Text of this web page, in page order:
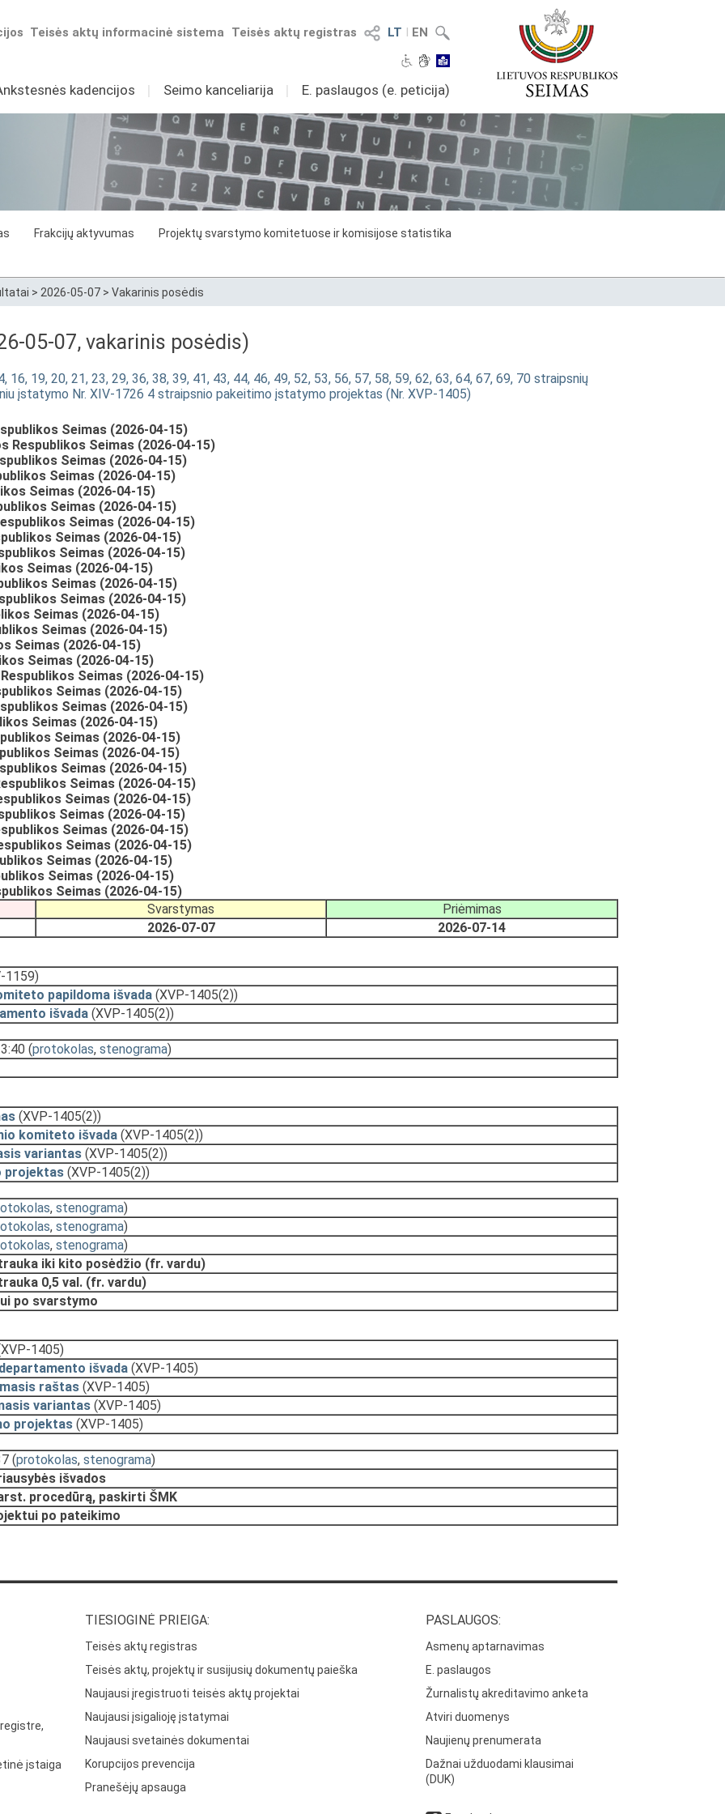
LT I EN
Teisės aktų registras
Teisės aktų informacinė sistema
kadencijos I Seimo kanceliarija I E. paslaugos (e. peticija)
Frakcijų aktyvumas
Projektų svarstymo komitetuose ir komisijose statistika
> 2026-05-07 > Vakarinis posėdis
05-07, vakarinis posėdis)
16, 19, 20, 21, 23, 29, 36, 38, 39, 41, 43, 44, 46, 49, 52, 53, 56, 57, 58, 59, 62, 63, 64, 67, 69, 70 straipsnių
įstatymo Nr. XIV-1726 4 straipsnio pakeitimo įstatymo projektas (Nr. XVP-1405)
Seimas (2026-04-15)
Respublikos Seimas (2026-04-15)
Seimas (2026-04-15)
Seimas (2026-04-15)
Seimas (2026-04-15)
Seimas (2026-04-15)
Seimas (2026-04-15)
Seimas (2026-04-15)
Seimas (2026-04-15)
Seimas (2026-04-15)
Seimas (2026-04-15)
Seimas (2026-04-15)
Seimas (2026-04-15)
Seimas (2026-04-15)
Seimas (2026-04-15)
Seimas (2026-04-15)
Respublikos Seimas (2026-04-15)
Seimas (2026-04-15)
Seimas (2026-04-15)
Seimas (2026-04-15)
Seimas (2026-04-15)
Seimas (2026-04-15)
Seimas (2026-04-15)
Seimas (2026-04-15)
Seimas (2026-04-15)
Seimas (2026-04-15)
Seimas (2026-04-15)
Seimas (2026-04-15)
Seimas (2026-04-15)
Seimas (2026-04-15)
Seimas (2026-04-15)
Svarstymas
Priėmimas
2026-07-07 2026-07-14
1159)
papildoma išvada (XVP-1405(2))
išvada (XVP-1405(2))
(protokolas, stenograma)
(XVP-1405(2))
komiteto išvada (XVP-1405(2))
variantas (XVP-1405(2))
projektas (XVP-1405(2))
, stenograma)
, stenograma)
, stenograma)
iki kito posėdžio (fr. vardu)
0,5 val. (fr. vardu)
po svarstymo
1405)
departamento išvada (XVP-1405)
raštas (XVP-1405)
variantas (XVP-1405)
projektas (XVP-1405)
(protokolas, stenograma)
išvados
procedūrą, paskirti ŠMK
po pateikimo
įstaiga
TIESIOGINĖ PRIEIGA:
Teisės aktų registras
Teisės aktų, projektų ir susijusių dokumentų paieška
Naujausi įregistruoti teisės aktų projektai
Naujausi įsigalioję įstatymai
Naujausi svetainės dokumentai
Korupcijos prevencija
Pranešėjų apsauga
PASLAUGOS:
Asmenų aptarnavimas
E. paslaugos
Žurnalistų akreditavimo anketa
Atviri duomenys
Naujienų prenumerata
Dažnai užduodami klausimai
(DUK)